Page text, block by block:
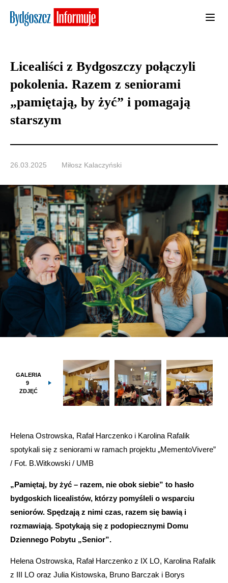
Licealiści z Bydgoszczy połączyli
pokolenia. Razem z seniorami
„pamiętają, by żyć” i pomagają
starszym
26.03.2025 Miłosz Kalaczyński
GALERIA
9
ZDJĘĆ
Helena Ostrowska, Rafał Harczenko i Karolina Rafalik
spotykali się z seniorami w ramach projektu „MementoVivere”
/ Fot. B.Witkowski / UMB
„Pamiętaj, by żyć – razem, nie obok siebie” to hasło
bydgoskich licealistów, którzy pomyśleli o wsparciu
seniorów. Spędzają z nimi czas, razem się bawią i
rozmawiają. Spotykają się z podopiecznymi Domu
Dziennego Pobytu „Senior”.
Helena Ostrowska, Rafał Harczenko z IX LO, Karolina Rafalik
z III LO oraz Julia Kistowska, Bruno Barczak i Borys